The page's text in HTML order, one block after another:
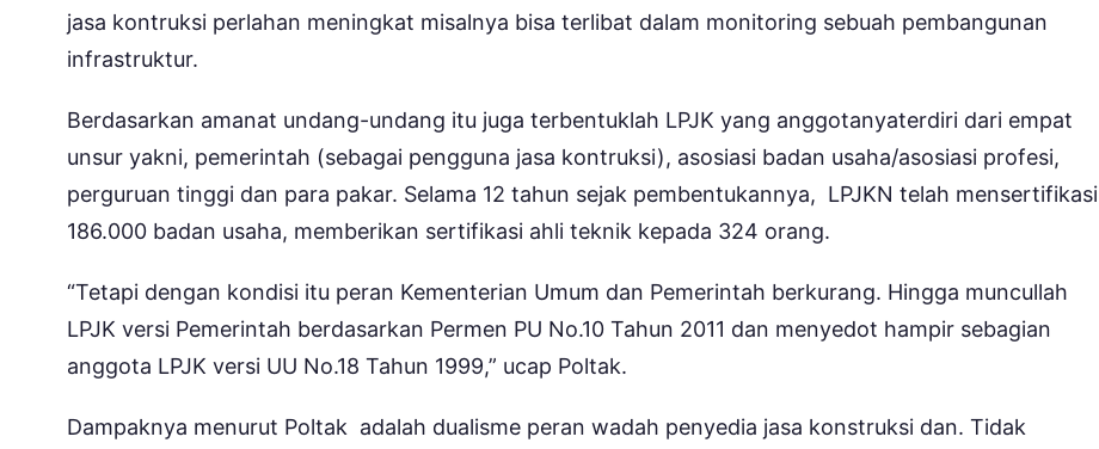
jasa kontruksi perlahan meningkat misalnya bisa terlibat dalam monitoring sebuah pembangunan
infrastruktur.
Berdasarkan amanat undang-undang itu juga terbentuklah LPJK yang anggotanyaterdiri dari empat
unsur yakni, pemerintah (sebagai pengguna jasa kontruksi), asosiasi badan usaha/asosiasi profesi,
perguruan tinggi dan para pakar. Selama 12 tahun sejak pembentukannya, LPJKN telah mensertifikasi
186.000 badan usaha, memberikan sertifikasi ahli teknik kepada 324 orang.
“Tetapi dengan kondisi itu peran Kementerian Umum dan Pemerintah berkurang. Hingga muncullah
LPJK versi Pemerintah berdasarkan Permen PU No.10 Tahun 2011 dan menyedot hampir sebagian
anggota LPJK versi UU No.18 Tahun 1999,” ucap Poltak.
Dampaknya menurut Poltak adalah dualisme peran wadah penyedia jasa konstruksi dan. Tidak